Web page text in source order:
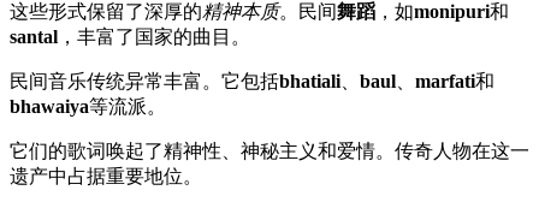
这些形式保留了深厚的精神本质。民间舞蹈 ，如monipuri和
santal ，丰富了国家的曲目。
民间音乐传统异常丰富。它包括bhatiali baul marfati和
bhawaiya等流派。
它们的歌词唤起了精神性、神秘主义和爱情。传奇人物在这一
遗产中占据重要地位。